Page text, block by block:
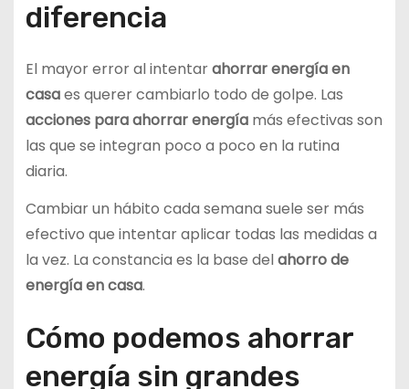
diferencia
El mayor error al intentarahorrar energía en
casaes querer cambiarlo todo de golpe. Las
acciones para ahorrar energíamás efectivas son
las que se integran poco a poco en la rutina
diaria.
Cambiar un hábito cada semana suele ser más
efectivo que intentar aplicar todas las medidas a
la vez. La constancia es la base delahorro de
energía en casa.
Cómo podemos ahorrar
energía sin grandes